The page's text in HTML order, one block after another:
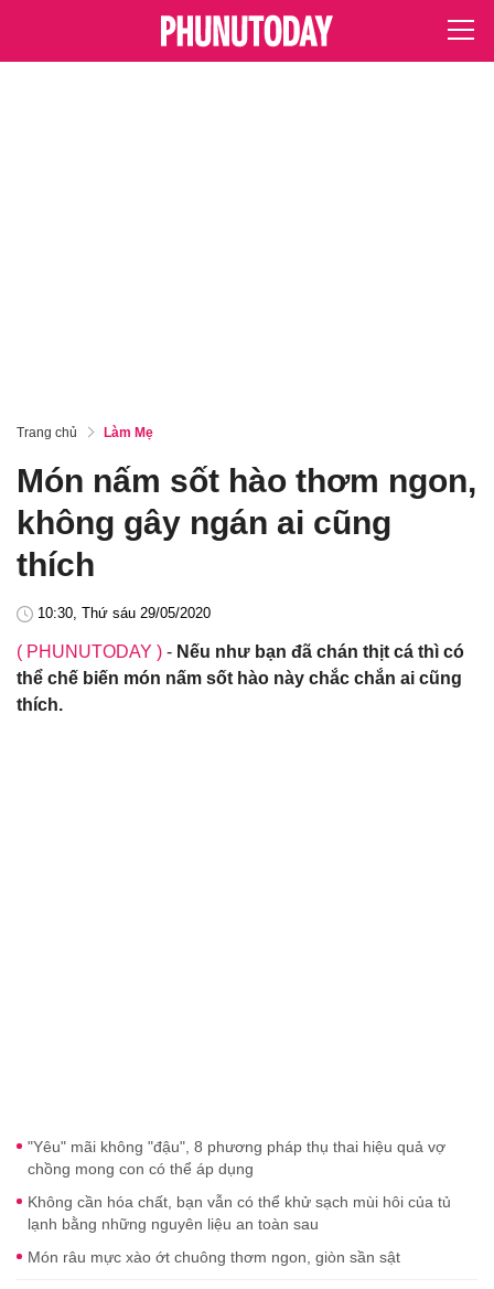
Trang chủ Làm Mẹ
Món nấm sốt hào thơm ngon,
không gây ngán ai cũng
thích
10:30, Thứ sáu 29/05/2020
( PHUNUTODAY ) - Nếu như bạn đã chán thịt cá thì có
thể chế biến món nấm sốt hào này chắc chắn ai cũng
thích.
"Yêu" mãi không "đậu", 8 phương pháp thụ thai hiệu quả vợ
chồng mong con có thể áp dụng
Không cần hóa chất, bạn vẫn có thể khử sạch mùi hôi của tủ
lạnh bằng những nguyên liệu an toàn sau
Món râu mực xào ớt chuông thơm ngon, giòn sần sật